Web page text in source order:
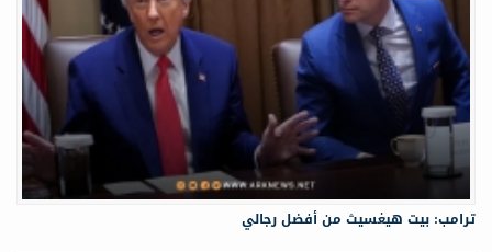
ترامب: بيت هيغسيث من أفضل رجالي